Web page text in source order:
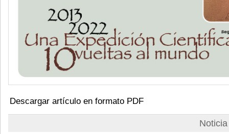
Descargar artículo en formato PDF